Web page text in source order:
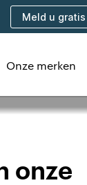
Meld u gratis
Onze merken
onze